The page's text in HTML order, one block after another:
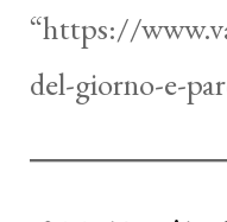
“https://
del-giorno-e-